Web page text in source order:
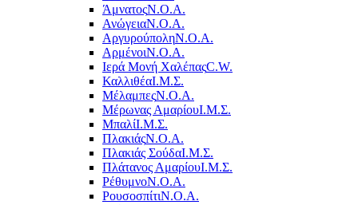
ΆμνατοςΝ.Ο.Α.
ΑνώγειαΝ.Ο.Α.
ΑργυρούποληΝ.Ο.Α.
ΑρμένοιΝ.Ο.Α.
Ιερά Μονή ΧαλέπαςC.W.
ΚαλλιθέαΙ.Μ.Σ.
ΜέλαμπεςΝ.Ο.Α.
Μέρωνας ΑμαρίουΙ.Μ.Σ.
ΜπαλίΙ.Μ.Σ.
ΠλακιάςΝ.Ο.Α.
Πλακιάς ΣούδαΙ.Μ.Σ.
Πλάτανος ΑμαρίουΙ.Μ.Σ.
ΡέθυμνοΝ.Ο.Α.
ΡουσοσπίτιΝ.Ο.Α.